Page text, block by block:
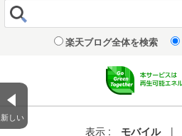
新しい
楽天ブログ全体を検索
表示 : モバイル |